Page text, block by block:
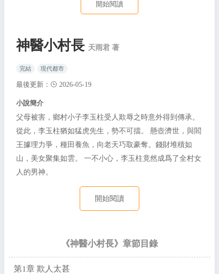
開始閱讀
神醫小村長 天雨君 著
完結 現代都市
最後更新： 2026-05-19
小說簡介
父母被害，鄉村小子李玉柱受人欺辱之時意外得到傳承。
從此，李玉柱猶如猛虎先生，勢不可擋。 懸壺濟世，與閻
王據理力爭，種田養魚，向老天巧取豪奪。錢財堆積如
山，美女聚集如雲。 一不小心，李玉柱竟然成爲了全村女
人的男神。
開始閱讀
《神醫小村長》章節目錄
第1章 欺人太甚